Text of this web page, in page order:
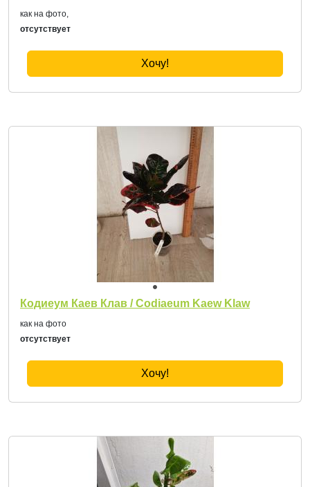
как на фото,
отсутствует
Хочу!
Кодиеум Каев Клав / Codiaeum Kaew Klaw
как на фото
отсутствует
Хочу!